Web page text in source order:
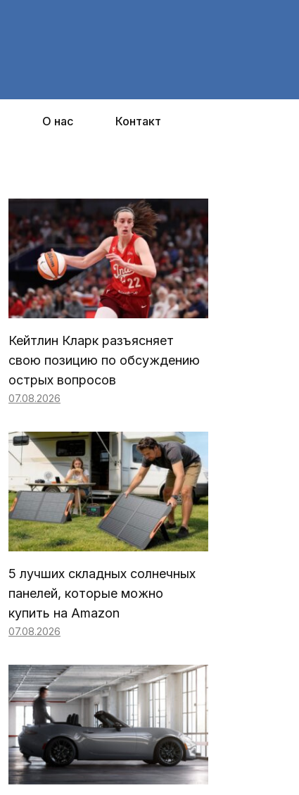
О нас Контакт
Кейтлин Кларк разъясняет
свою позицию по обсуждению
острых вопросов
07.08.2026
5 лучших складных солнечных
панелей, которые можно
купить на Amazon
07.08.2026